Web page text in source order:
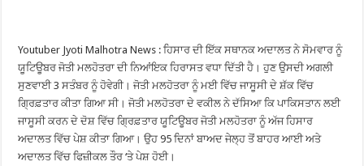
Youtuber Jyoti Malhotra News : ਹਿਸਾਰ ਦੀ ਇੱਕ ਸਥਾਨਕ ਅਦਾਲਤ ਨੇ ਸੋਮਵਾਰ ਨੂੰ
ਯੂਟਿਊਬਰ ਜੋਤੀ ਮਲਹੋਤਰਾ ਦੀ ਨਿਆਂਇਕ ਹਿਰਾਸਤ ਵਧਾ ਦਿੱਤੀ ਹੈ। ਹੁਣ ਉਸਦੀ ਅਗਲੀ
ਸੁਣਵਾਈ 3 ਸਤੰਬਰ ਨੂੰ ਹੋਵੇਗੀ। ਜੋਤੀ ਮਲਹੋਤਰਾ ਨੂੰ ਮਈ ਵਿੱਚ ਜਾਸੂਸੀ ਦੇ ਸ਼ੱਕ ਵਿੱਚ
ਗ੍ਰਿਫ਼ਤਾਰ ਕੀਤਾ ਗਿਆ ਸੀ। ਜੋਤੀ ਮਲਹੋਤਰਾ ਦੇ ਵਕੀਲ ਨੇ ਦੱਸਿਆ ਕਿ ਪਾਕਿਸਤਾਨ ਲਈ
ਜਾਸੂਸੀ ਕਰਨ ਦੇ ਦੋਸ਼ ਵਿੱਚ ਗ੍ਰਿਫ਼ਤਾਰ ਯੂਟਿਊਬਰ ਜੋਤੀ ਮਲਹੋਤਰਾ ਨੂੰ ਅੱਜ ਹਿਸਾਰ
ਅਦਾਲਤ ਵਿੱਚ ਪੇਸ਼ ਕੀਤਾ ਗਿਆ। ਉਹ 95 ਦਿਨਾਂ ਬਾਅਦ ਜੇਲ੍ਹ ਤੋਂ ਬਾਹਰ ਆਈ ਅਤੇ
ਅਦਾਲਤ ਵਿੱਚ ਫਿਜ਼ੀਕਲ ਤੌਰ ‘ਤੇ ਪੇਸ਼ ਹੋਈ।